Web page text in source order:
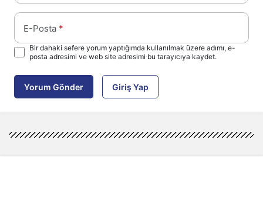
E-Posta *
Bir dahaki sefere yorum yaptığımda kullanılmak üzere adımı, e-
posta adresimi ve web site adresimi bu tarayıcıya kaydet.
Yorum Gönder Giriş Yap